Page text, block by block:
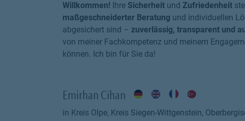
Willkommen! Ihre Sicherheit und Zufriedenheit
maßgeschneiderter Beratung und individuellen
abgesichert sind – zuverlässig, transparent und
von meiner Fachkompetenz und meinem
können. Ich bin für Sie da!
Emirhan Cihan
in Kreis Olpe, Kreis Siegen-Wittgenstein,